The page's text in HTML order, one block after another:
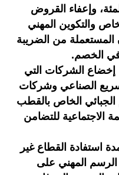
إلى 10 في المئة، وإعفاء القروض
والتكوين المهني
من الضريبة
في الخصم.
إخضاع الشركات التي
الصناعي وشركات
الجبائي الخاص بالقطب
الاجتماعية للتضامن
استفادة القطاع غير
المهني على